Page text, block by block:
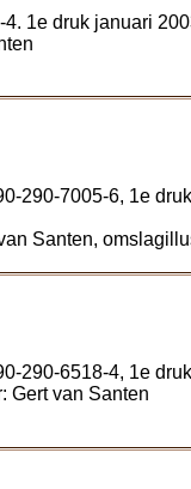
1e druk januari
290-7005-6, 1e
Santen,
290-6518-4, 1e
Gert van Santen